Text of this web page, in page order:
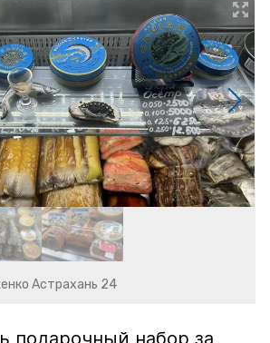
Астрахань 24
подарочный набор за